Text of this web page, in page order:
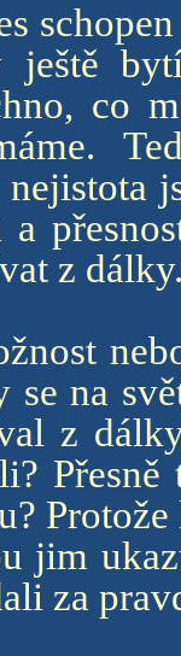
ještě
co
nejistota
z
se na
z
Přesně
jim
za